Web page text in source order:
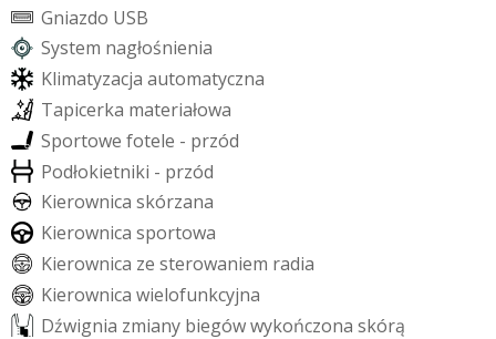
Gniazdo USB
System nagłośnienia
Klimatyzacja automatyczna
Tapicerka materiałowa
Sportowe fotele - przód
Podłokietniki - przód
Kierownica skórzana
Kierownica sportowa
Kierownica ze sterowaniem radia
Kierownica wielofunkcyjna
Dźwignia zmiany biegówwykończona skórą